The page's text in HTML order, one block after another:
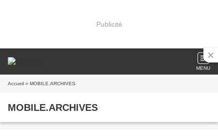
Publicité
MENU
Accueil » MOBILE.ARCHIVES
MOBILE.ARCHIVES